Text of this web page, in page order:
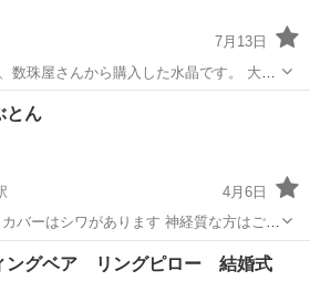
7月13日
珠屋さんから購入した水晶です。 大き
さとなります。 加工は全くして
す。 重さは200ｇです。 棚
祭
とん
4月6日
バーはシワがあります 神経質な方はご遠
央駅 冠婚葬祭
ングベア リングピロー 結婚式